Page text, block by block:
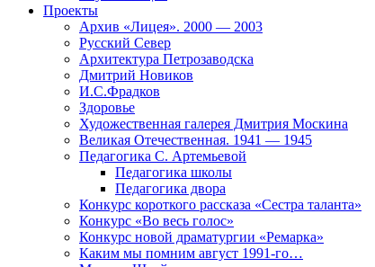
Проекты
Архив «Лицея». 2000 — 2003
Русский Север
Архитектура Петрозаводска
Дмитрий Новиков
И.С.Фрадков
Здоровье
Художественная галерея Дмитрия Москина
Великая Отечественная. 1941 — 1945
Педагогика С. Артемьевой
Педагогика школы
Педагогика двора
Конкурс короткого рассказа «Сестра таланта»
Конкурс «Во весь голос»
Конкурс новой драматургии «Ремарка»
Каким мы помним август 1991-го…